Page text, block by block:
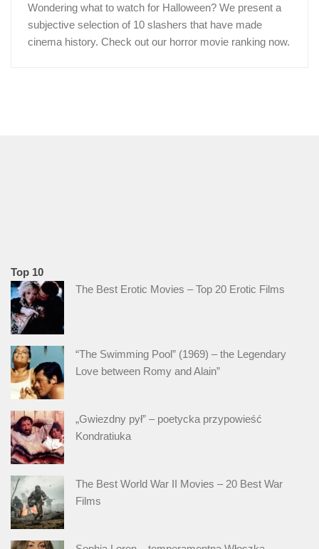
Wondering what to watch for Halloween? We present a
subjective selection of 10 slashers that have made
cinema history. Check out our horror movie ranking now.
Top 10
The Best Erotic Movies – Top 20 Erotic Films
“The Swimming Pool” (1969) – the Legendary
Love between Romy and Alain”
„Gwiezdny pył” – poetycka przypowieść
Kondratiuka
The Best World War II Movies – 20 Best War
Films